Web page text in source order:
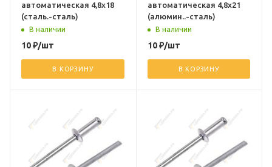
автоматическая 4,8х18
(сталь.-сталь)
В наличии
10₽/шт
В КОРЗИНУ
автоматическая 4,8х21
(алюмин..-сталь)
В наличии
10₽/шт
В КОРЗИНУ